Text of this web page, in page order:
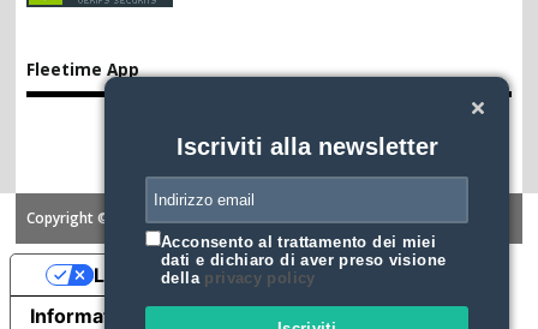
Iscriviti alla newsletter
Acconsento al trattamento dei miei
dati e dichiaro di aver preso visione
della privacy policy
Fleetime App
Copyright ©2026. FLEETIME
Informativa sulla raccolta
Le tue preferenze relative alla privacy